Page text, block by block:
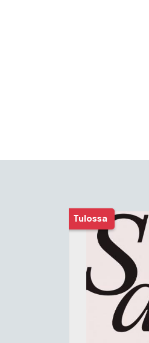
Tuoteluettelon alku
Tulossa